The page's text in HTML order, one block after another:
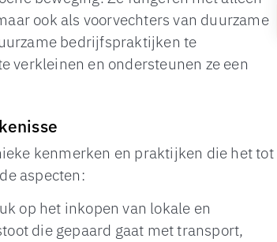
ook als voorvechters van duurzame
bedrijfspraktijken te
verkleinen en ondersteunen ze een
kenmerken en praktijken die het tot
aspecten:
op het inkopen van lokale en
die gepaard gaat met transport,